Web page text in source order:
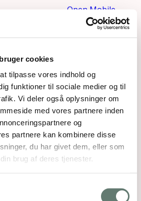
cookies
tilpasse vores indhold og
funktioner til sociale medier og til
Vi deler også oplysninger om
med vores partnere inden
og
partnere kan kombinere disse
du har givet dem, eller som
brug af deres tjenester.
Open Mobile
Menu